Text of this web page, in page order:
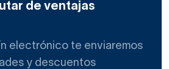
de ventajas
electrónico te enviaremos
y descuentos